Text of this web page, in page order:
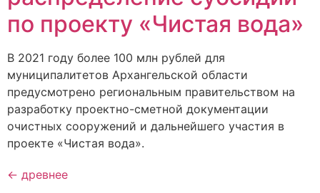
по проекту «Чистая вода»
В 2021 году более 100 млн рублей для
муниципалитетов Архангельской области
предусмотрено региональным правительством на
разработку проектно-сметной документации
очистных сооружений и дальнейшего участия в
проекте «Чистая вода».
← древнее